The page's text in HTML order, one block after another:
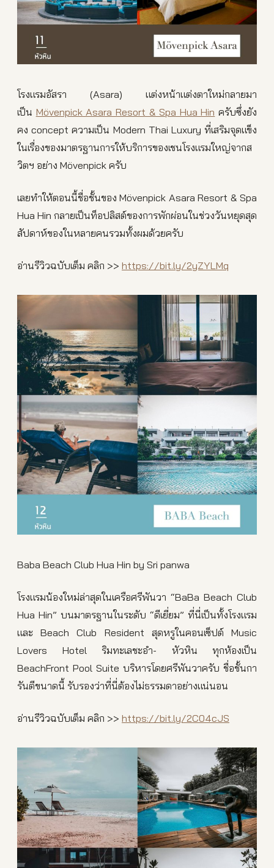
โรงแรมอัสรา (Asara) แต่งหน้าแต่งตาใหม่กลายมา
เป็น Mövenpick Asara Resort & Spa Hua Hin ครับซึ่งยัง
คง concept ความเป็น Modern Thai Luxury ที่เสริมจุดแข็ง
ในเรื่องของมาตรฐานการให้บริการของเชนโรงแรมใหญ่จากส
วิตฯ อย่าง Mövenpick ครับ
เลยทำให้ตอนนี้ชื่อชั้นของ Mövenpick Asara Resort & Spa
Hua Hin กลายเป็นท็อปลิสต์ของการพักผ่อนในช่วงวันหยุดสุด
สัปดาห์ของในหลายคนรวมทั้งผมด้วยครับ
อ่านรีวิวฉบับเต็ม คลิก >> https://bit.ly/2yZYLMq
Baba Beach Club Hua Hin by Sri panwa
โรงแรมน้องใหม่ล่าสุดในเครือศรีพันวา “BaBa Beach Club
Hua Hin” บนมาตรฐานในระดับ “ดีเยี่ยม” ที่นี่เป็นทั้งโรงแรม
และ Beach Club Resident สุดหรูในคอนเซ็ปต์ Music
Lovers Hotel ริมทะเลชะอำ- หัวหิน ทุกห้องเป็น
BeachFront Pool Suite บริหารโดยศรีพันวาครับ ชื่อชั้นกา
รันตีขนาดนี้ รับรองว่าที่นี่ต้องไม่ธรรมดาอย่างแน่นอน
อ่านรีวิวฉบับเต็ม คลิก >> https://bit.ly/2C04cJS